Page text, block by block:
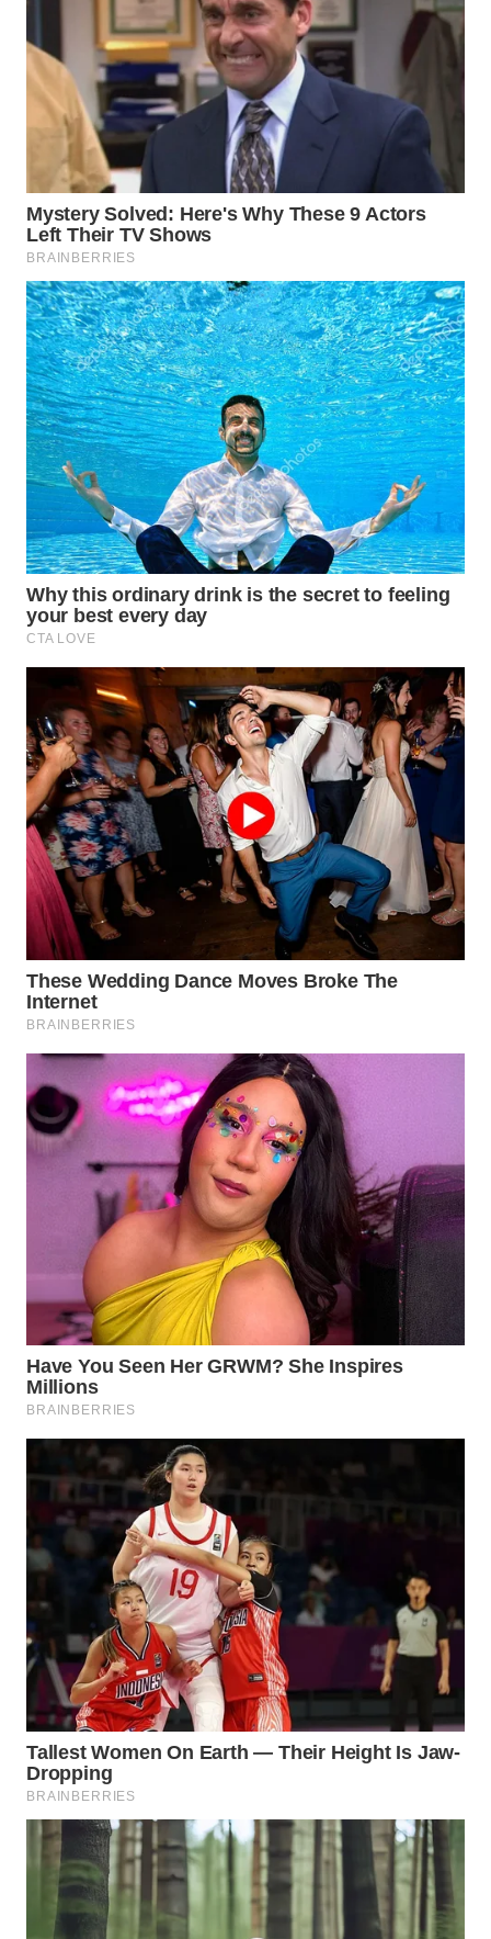
SUMEDANG
WN
CIANJUR
KEPULAUAN
SERIBU
WN
TANGERANG
WN
BINJAI
WN
CIREBON
WN
INDRAMAYU
WN
KUNINGAN
WN
MAJALENGKA
WN
SUBANG
WN
SUKABUMI
WN
PURWAKARTA
WN
PRIANGAN
WN
SEMARANG
WN
BOROBUDUR
WN
MADURA
SURABAYA
WN
NATUNA
BINTAN
WN
MANDALIKA
WN
LIKUPANG
WN
LABUANBAJO
WN
BORNEO